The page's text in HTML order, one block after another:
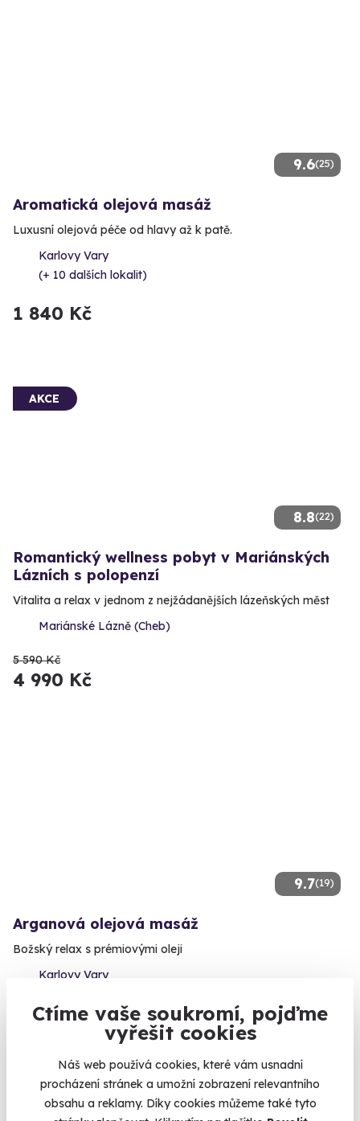
Ctíme vaše soukromí, pojďme
vyřešit cookies
Náš web používá cookies, které vám usnadní
procházení stránek a umožní zobrazení relevantního
obsahu a reklamy. Díky cookies můžeme také tyto
9.6(25)
Aromatická olejová masáž
Luxusní olejová péče od hlavy až k patě.
Karlovy Vary
(+ 10 dalších lokalit)
1 840 Kč
8.8(22)
AKCE
Romantický wellness pobyt v Mariánských
Lázních s polopenzí
Vitalita a relax v jednom z nejžádanějších lázeňských měst
Mariánské Lázně (Cheb)
5 590 Kč
4 990 Kč
9.7(19)
Arganová olejová masáž
Božský relax s prémiovými oleji
Karlovy Vary